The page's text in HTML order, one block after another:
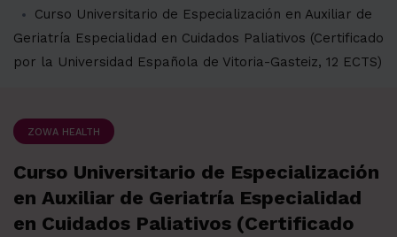
Curso Universitario de Especialización en Auxiliar de
Geriatría Especialidad en Cuidados Paliativos (Certificado
por la Universidad Española de Vitoria-Gasteiz, 12 ECTS)
ZOWA HEALTH
Curso Universitario de Especialización
en Auxiliar de Geriatría Especialidad
en Cuidados Paliativos (Certificado